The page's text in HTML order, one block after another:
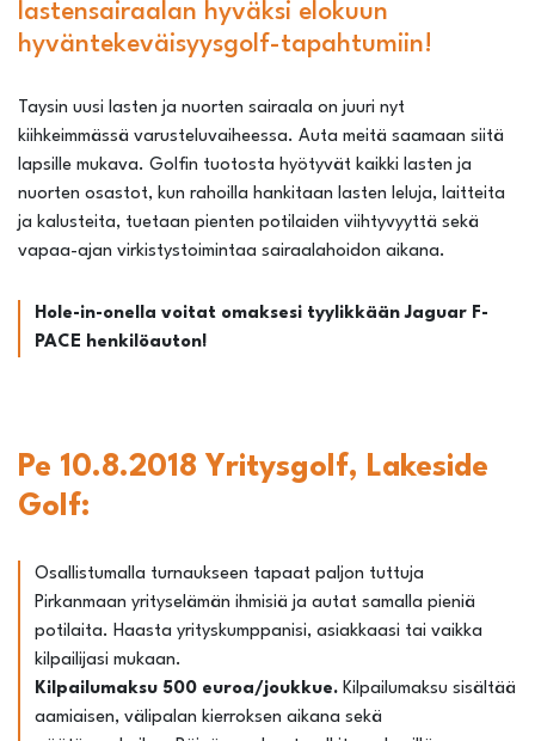
lastensairaalan hyväksi elokuun
hyväntekeväisyysgolf-tapahtumiin!
Taysin uusi lasten ja nuorten sairaala on juuri nyt
kiihkeimmässä varusteluvaiheessa. Auta meitä saamaan siitä
lapsille mukava. Golfin tuotosta hyötyvät kaikki lasten ja
nuorten osastot, kun rahoilla hankitaan lasten leluja, laitteita
ja kalusteita, tuetaan pienten potilaiden viihtyvyyttä sekä
vapaa-ajan virkistystoimintaa sairaalahoidon aikana.
Hole-in-onella voitat omaksesi tyylikkään Jaguar F-
PACE henkilöauton!
Pe 10.8.2018 Yritysgolf, Lakeside
Golf:
Osallistumalla turnaukseen tapaat paljon tuttuja
Pirkanmaan yrityselämän ihmisiä ja autat samalla pieniä
potilaita. Haasta yrityskumppanisi, asiakkaasi tai vaikka
kilpailijasi mukaan.
Kilpailumaksu 500 euroa/joukkue. Kilpailumaksu sisältää
aamiaisen, välipalan kierroksen aikana sekä